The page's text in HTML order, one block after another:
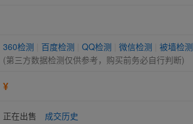
360检测 百度检测 QQ检测 微信检测 被墙检测
(第三方数据检测仅供参考，购买前务必自行判断)
¥
正在出售 成交历史